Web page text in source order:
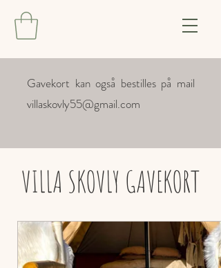
Gavekort kan også bestilles på mail
villaskovly55@gmail.com
VILLA SKOVLY GAVEKORT